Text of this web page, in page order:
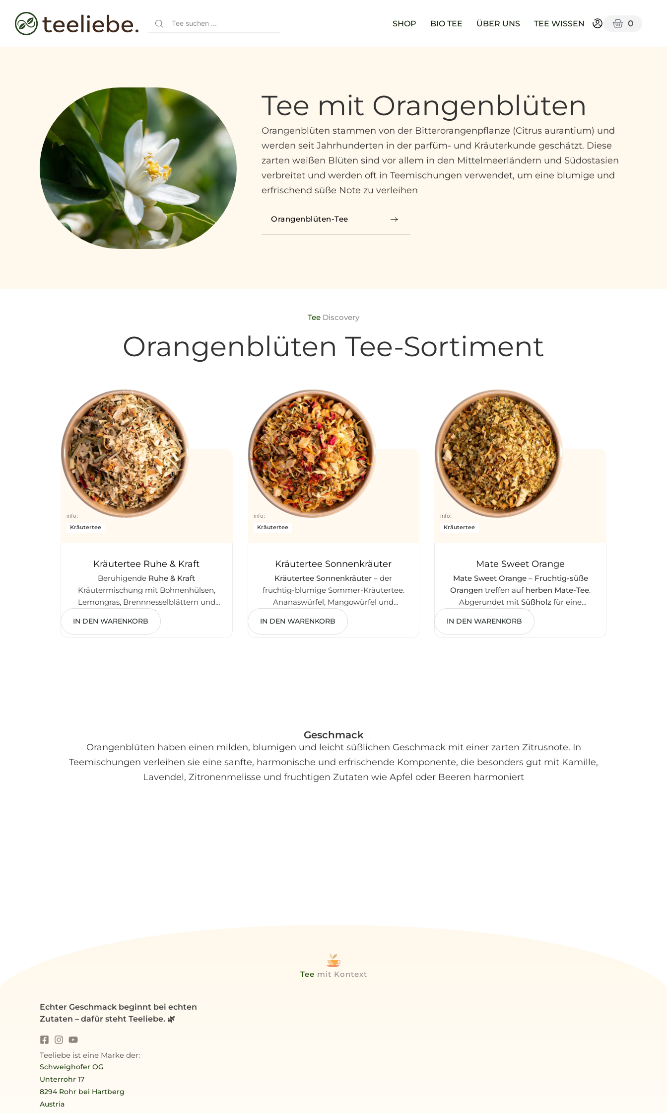
SHOP BIO TEE ÜBER UNS TEE WISSEN 0
Tee mit Orangenblüten
Orangenblüten stammen von der Bitterorangenpflanze (Citrus aurantium) und
werden seit Jahrhunderten in der parfüm- und Kräuterkunde geschätzt. Diese
zarten weißen Blüten sind vor allem in den Mittelmeerländern und Südostasien
verbreitet und werden oft in Teemischungen verwendet, um eine blumige und
erfrischend süße Note zu verleihen
Orangenblüten-Tee
Tee Discovery
Orangenblüten Tee-Sortiment
info:
Kräutertee
Kräutertee Ruhe & Kraft
Beruhigende Ruhe & Kraft
Kräutermischung mit Bohnenhülsen,
Lemongras, Brennnesselblättern und
Pfirsichstücken. Perfekt für
Entspannung und innere Stärke.
€
IN DEN WARENKORB
info:
Kräutertee
Kräutertee Sonnenkräuter
Kräutertee Sonnenkräuter – der
fruchtig-blumige Sommer-Kräutertee.
Ananaswürfel, Mangowürfel und
Apfelstücke treffen auf Fenchel,
Melissenblätter und vier verschiedene
€
IN DEN WARENKORB
info:
Kräutertee
Mate Sweet Orange
Mate Sweet Orange– Fruchtig-süße
Orangen treffen auf herben Mate-Tee.
Abgerundet mitSüßholz für eine
anregende und harmonische Mischung.
€
IN DEN WARENKORB
Geschmack
Orangenblüten haben einen milden, blumigen und leicht süßlichen Geschmack mit einer zarten Zitrusnote. In
Teemischungen verleihen sie eine sanfte, harmonische und erfrischende Komponente, die besonders gut mit Kamille,
Lavendel, Zitronenmelisse und fruchtigen Zutaten wie Apfel oder Beeren harmoniert
Tee mit Kontext
Echter Geschmack beginnt bei echten
Zutaten – dafür steht Teeliebe. 🌿
Teeliebe ist eine Marke der:
Schweighofer OG
Unterrohr 17
8294 Rohr bei Hartberg
Austria